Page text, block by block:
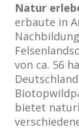
Natur
erbaute in
von ca. 56
bietet